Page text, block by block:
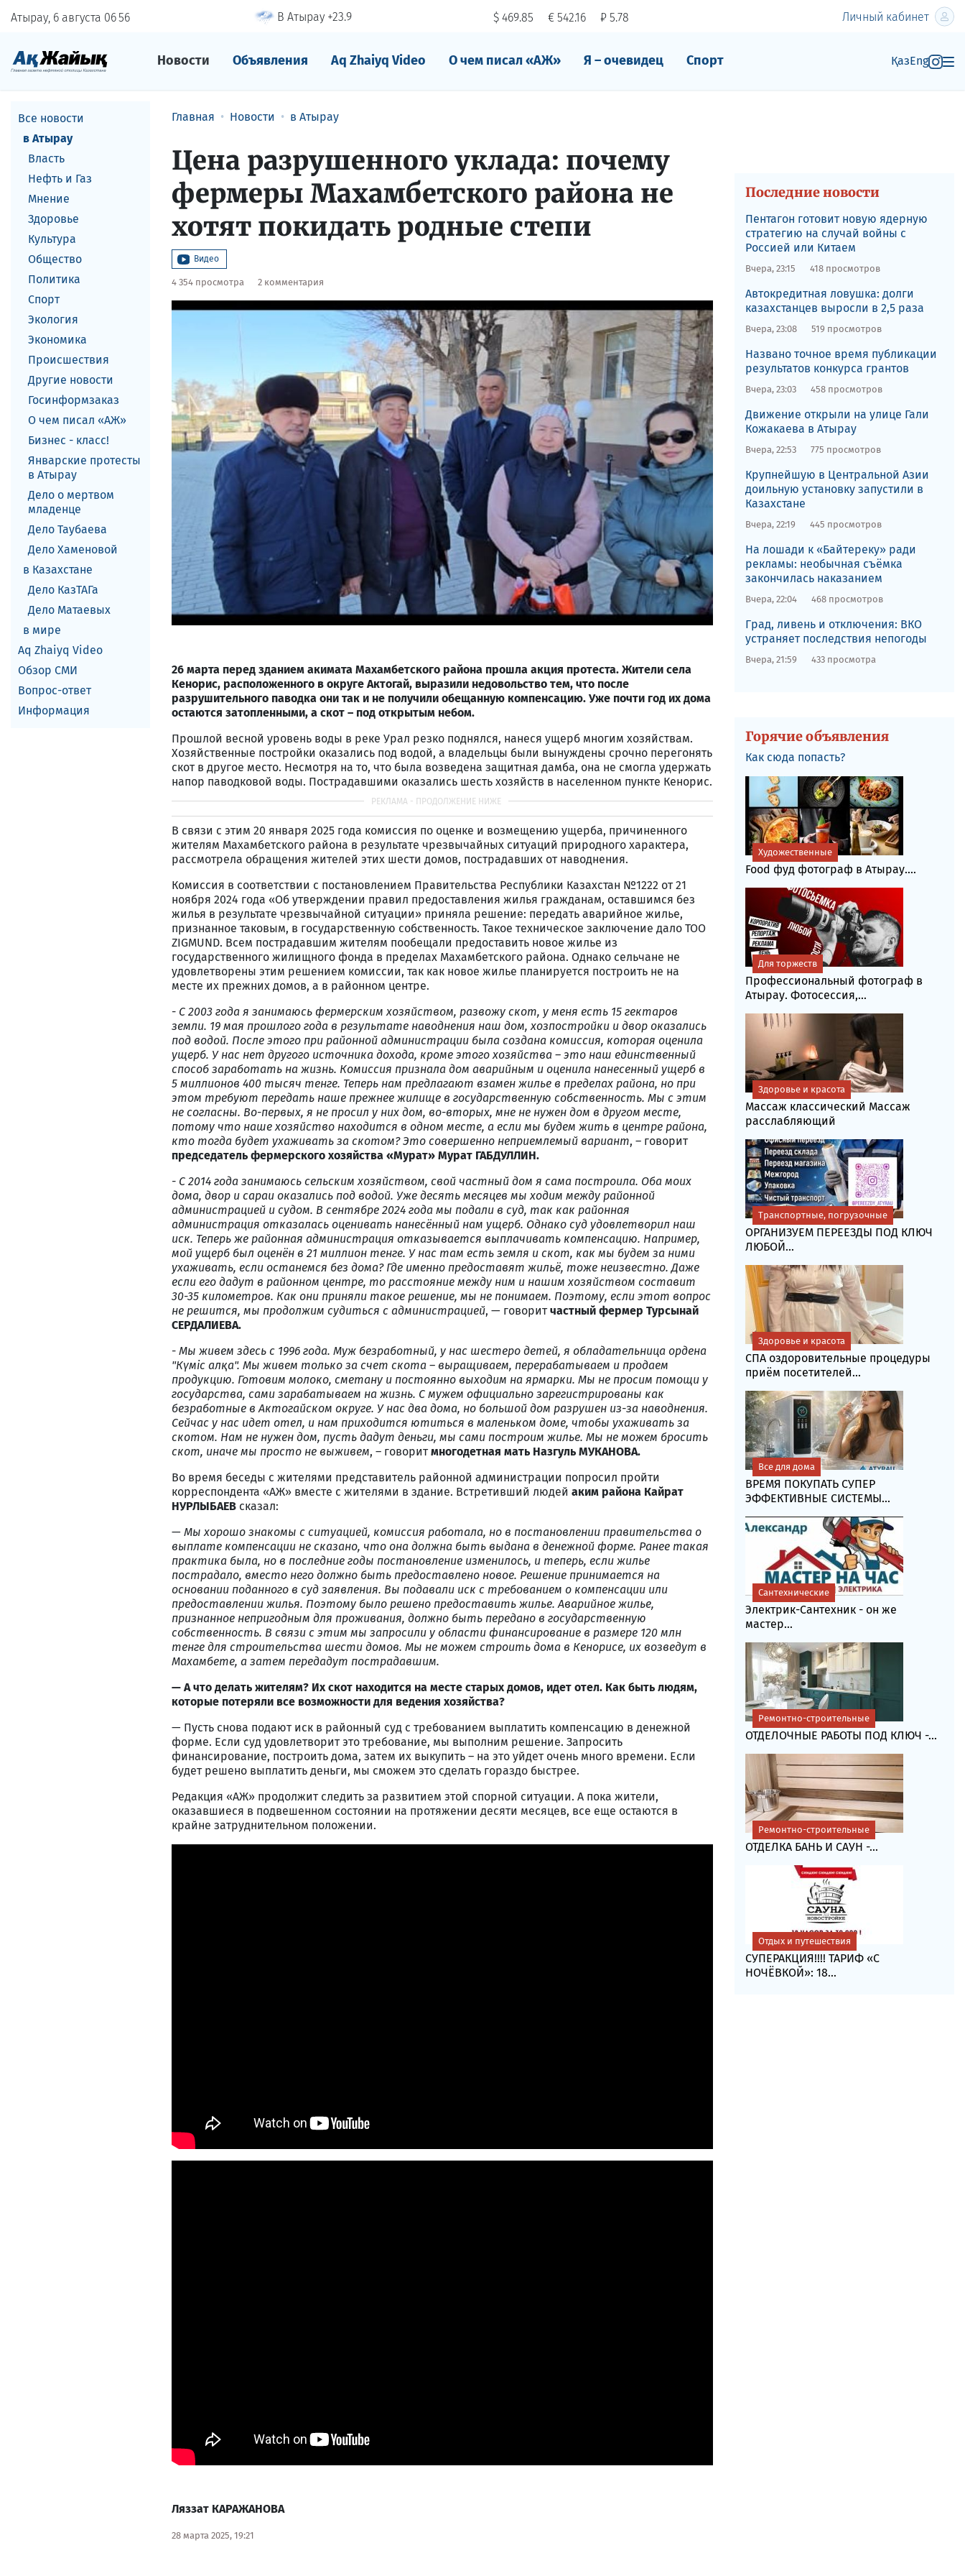
Атырау, 6 августа 0656 В Атырау +23.9 $ 469.85 € 542.16 ₽ 5.78 Личный кабинет
Новости Объявления Aq Zhaiyq Video О чем писал «АЖ» Я – очевидец Спорт ҚазEng
Все новости
в Атырау
Власть
Нефть и Газ
Мнение
Здоровье
Культура
Общество
Политика
Спорт
Экология
Экономика
Происшествия
Другие новости
Госинформзаказ
О чем писал «АЖ»
Бизнес - класс!
Январские протесты
в Атырау
Дело о мертвом
младенце
Дело Таубаева
Дело Хаменовой
в Казахстане
Дело КазТАГа
Дело Матаевых
в мире
Aq Zhaiyq Video
Обзор СМИ
Вопрос-ответ
Информация
Главная Новости в Атырау
Цена разрушенного уклада: почему
фермеры Махамбетского района не
хотят покидать родные степи
Видео
4 354 просмотра 2 комментария
26 марта перед зданием акимата Махамбетского района прошла акция протеста. Жители села
Кенорис, расположенного в округе Актогай, выразили недовольство тем, что после
разрушительного паводка они так и не получили обещанную компенсацию. Уже почти год их дома
остаются затопленными, а скот – под открытым небом.
Прошлой весной уровень воды в реке Урал резко поднялся, нанеся ущерб многим хозяйствам.
Хозяйственные постройки оказались под водой, а владельцы были вынуждены срочно перегонять
скот в другое место. Несмотря на то, что была возведена защитная дамба, она не смогла удержать
напор паводковой воды. Пострадавшими оказались шесть хозяйств в населенном пункте Кенорис.
В связи с этим 20 января 2025 года комиссия по оценке и возмещению ущерба, причиненного
жителям Махамбетского района в результате чрезвычайных ситуаций природного характера,
рассмотрела обращения жителей этих шести домов, пострадавших от наводнения.
Комиссия в соответствии с постановлением Правительства Республики Казахстан №1222 от 21
ноября 2024 года «Об утверждении правил предоставления жилья гражданам, оставшимся без
жилья в результате чрезвычайной ситуации» приняла решение: передать аварийное жилье,
признанное таковым, в государственную собственность. Такое техническое заключение дало ТОО
ZIGMUND. Всем пострадавшим жителям пообещали предоставить новое жилье из
государственного жилищного фонда в пределах Махамбетского района. Однако сельчане не
удовлетворены этим решением комиссии, так как новое жилье планируется построить не на
месте их прежних домов, а в районном центре.
- С 2003 года я занимаюсь фермерским хозяйством, развожу скот, у меня есть 15 гектаров
земли. 19 мая прошлого года в результате наводнения наш дом, хозпостройки и двор оказались
под водой. После этого при районной администрации была создана комиссия, которая оценила
ущерб. У нас нет другого источника дохода, кроме этого хозяйства – это наш единственный
способ заработать на жизнь. Комиссия признала дом аварийным и оценила нанесенный ущерб в
5 миллионов 400 тысяч тенге. Теперь нам предлагают взамен жилье в пределах района, но при
этом требуют передать наше прежнее жилище в государственную собственность. Мы с этим
не согласны. Во-первых, я не просил у них дом, во-вторых, мне не нужен дом в другом месте,
потому что наше хозяйство находится в одном месте, а если мы будем жить в центре района,
кто тогда будет ухаживать за скотом? Это совершенно неприемлемый вариант, – говорит
председатель фермерского хозяйства «Мурат» Мурат ГАБДУЛЛИН.
- С 2014 года занимаюсь сельским хозяйством, свой частный дом я сама построила. Оба моих
дома, двор и сараи оказались под водой. Уже десять месяцев мы ходим между районной
администрацией и судом. В сентябре 2024 года мы подали в суд, так как районная
администрация отказалась оценивать нанесённый нам ущерб. Однако суд удовлетворил наш
иск. Теперь же районная администрация отказывается выплачивать компенсацию. Например,
мой ущерб был оценён в 21 миллион тенге. У нас там есть земля и скот, как мы будем за ними
ухаживать, если останемся без дома? Где именно предоставят жильё, тоже неизвестно. Даже
если его дадут в районном центре, то расстояние между ним и нашим хозяйством составит
30-35 километров. Как они приняли такое решение, мы не понимаем. Поэтому, если этот вопрос
не решится, мы продолжим судиться с администрацией, — говоритчастный фермер Турсынай
СЕРДАЛИЕВА.
- Мы живем здесь с 1996 года. Муж безработный, у нас шестеро детей, я обладательница ордена
"Күміс алқа". Мы живем только за счет скота – выращиваем, перерабатываем и продаем
продукцию. Готовим молоко, сметану и постоянно выходим на ярмарки. Мы не просим помощи у
государства, сами зарабатываем на жизнь. С мужем официально зарегистрированы как
безработные в Актогайском округе. У нас два дома, но большой дом разрушен из-за наводнения.
Сейчас у нас идет отел, и нам приходится ютиться в маленьком доме, чтобы ухаживать за
скотом. Нам не нужен дом, пусть дадут деньги, мы сами построим жилье. Мы не можем бросить
скот, иначе мы просто не выживем, – говоритмногодетная мать Назгуль МУКАНОВА.
Во время беседы с жителями представитель районной администрации попросил пройти
корреспондента «АЖ» вместе с жителями в здание. Встретивший людей аким района Кайрат
НУРЛЫБАЕВ сказал:
— Мы хорошо знакомы с ситуацией, комиссия работала, но в постановлении правительства о
выплате компенсации не сказано, что она должна быть выдана в денежной форме. Ранее такая
практика была, но в последние годы постановление изменилось, и теперь, если жилье
пострадало, вместо него должно быть предоставлено новое. Решение принимается на
основании поданного в суд заявления. Вы подавали иск с требованием о компенсации или
предоставлении жилья. Поэтому было решено предоставить жилье. Аварийное жилье,
признанное непригодным для проживания, должно быть передано в государственную
собственность. В связи с этим мы запросили у области финансирование в размере 120 млн
тенге для строительства шести домов. Мы не можем строить дома в Кенорисе, их возведут в
Махамбете, а затем передадут пострадавшим.
— А что делать жителям? Их скот находится на месте старых домов, идет отел. Как быть людям,
которые потеряли все возможности для ведения хозяйства?
— Пусть снова подают иск в районный суд с требованием выплатить компенсацию в денежной
форме. Если суд удовлетворит это требование, мы выполним решение. Запросить
финансирование, построить дома, затем их выкупить – на это уйдет очень много времени. Если
будет решено выплатить деньги, мы сможем это сделать гораздо быстрее.
Редакция «АЖ» продолжит следить за развитием этой спорной ситуации. А пока жители,
оказавшиеся в подвешенном состоянии на протяжении десяти месяцев, все еще остаются в
крайне затруднительном положении.
Ляззат КАРАЖАНОВА
28 марта 2025, 19:21
Последние новости
Пентагон готовит новую ядерную
стратегию на случай войны с
Россией или Китаем
Вчера, 23:15 418 просмотров
Автокредитная ловушка: долги
казахстанцев выросли в 2,5 раза
Вчера, 23:08 519 просмотров
Названо точное время публикации
результатов конкурса грантов
Вчера, 23:03 458 просмотров
Движение открыли на улице Гали
Кожакаева в Атырау
Вчера, 22:53 775 просмотров
Крупнейшую в Центральной Азии
доильную установку запустили в
Казахстане
Вчера, 22:19 445 просмотров
На лошади к «Байтереку» ради
рекламы: необычная съёмка
закончилась наказанием
Вчера, 22:04 468 просмотров
Град, ливень и отключения: ВКО
устраняет последствия непогоды
Вчера, 21:59 433 просмотра
Горячие объявления
Как сюда попасть?
Food фуд фотограф в Атырау....
Художественные
Профессиональный фотограф в
Атырау. Фотосессия,...
Для торжеств
Массаж классический Массаж
расслабляющий
Здоровье и красота
ОРГАНИЗУЕМ ПЕРЕЕЗДЫ ПОД КЛЮЧ
ЛЮБОЙ...
Транспортные, погрузочные
СПА оздоровительные процедуры
приём посетителей...
Здоровье и красота
ВРЕМЯ ПОКУПАТЬ СУПЕР
ЭФФЕКТИВНЫЕ СИСТЕМЫ...
Все для дома
Электрик-Сантехник - он же
мастер...
Сантехнические
ОТДЕЛОЧНЫЕ РАБОТЫ ПОД КЛЮЧ -...
Ремонтно-строительные
ОТДЕЛКА БАНЬ И САУН -...
Ремонтно-строительные
СУПЕРАКЦИЯ!!!! ТАРИФ «C
НОЧЁВКОЙ»: 18...
Отдых и путешествия